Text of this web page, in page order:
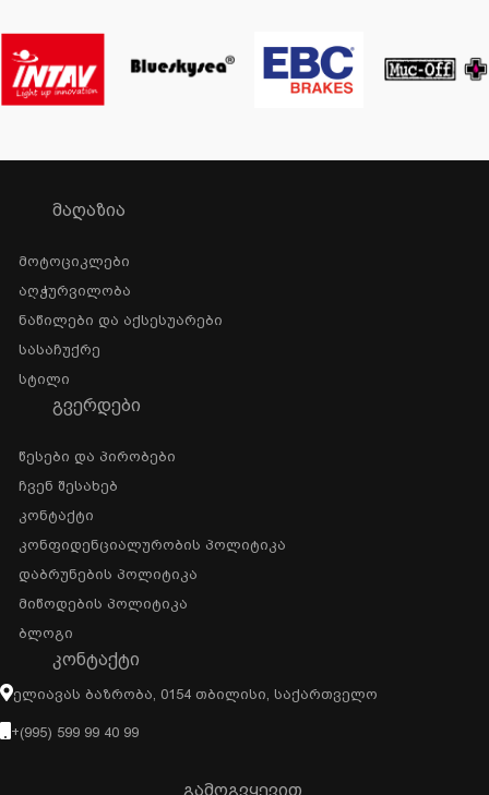
ᲛᲐᲦᲐᲖᲘᲐ
Მოტოციკლები
Აღჭურვილობა
Ნაწილები Და Აქსესუარები
Სასაჩუქრე
Სტილი
ᲒᲕᲔᲠᲓᲔᲑᲘ
Წესები Და Პირობები
Ჩვენ Შესახებ
Კონტაქტი
Კონფიდენციალურობის Პოლიტიკა
Დაბრუნების Პოლიტიკა
Მიწოდების Პოლიტიკა
Ბლოგი
ᲙᲝᲜᲢᲐᲥᲢᲘ
Ელიავას Ბაზრობა, 0154 Თბილისი, Საქართველო
+(995) 599 99 40 99
გამოგვყევით